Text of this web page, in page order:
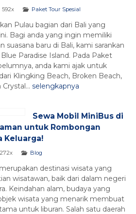
592x Paket Tour Spesial
Pulau bagian dari Bali yang
Bagi anda yang ingin memiliki
suasana baru di Bali, kami sarankan
Paradise Island. Pada Paket
anda kami ajak untuk
Klingking Beach, Broken Beach,
selengkapnya
Sewa Mobil MiniBus di
untuk Rombongan
Keluarga!
272x Blog
destinasi wisata yang
wisatawan, baik dari dalam negeri
Keindahan alam, budaya yang
wisata yang menarik membuat
untuk liburan. Salah satu daerah